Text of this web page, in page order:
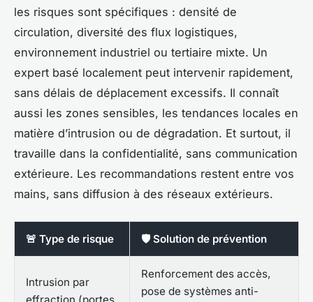
les risques sont spécifiques : densité de
circulation, diversité des flux logistiques,
environnement industriel ou tertiaire mixte. Un
expert basé localement peut intervenir rapidement,
sans délais de déplacement excessifs. Il connaît
aussi les zones sensibles, les tendances locales en
matière d’intrusion ou de dégradation. Et surtout, il
travaille dans la confidentialité, sans communication
extérieure. Les recommandations restent entre vos
mains, sans diffusion à des réseaux extérieurs.
🚨 Type de risque 🛡️ Solution de prévention
Intrusion par
Renforcement des accès,
pose de systèmes anti-